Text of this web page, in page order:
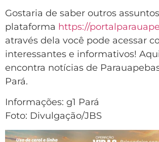
Gostaria de saber outros
plataforma https://
através dela você pode acessar
interessantes e informativos!
encontra notícias de
Pará.
Informações: g1 Pará
Foto: Divulgação/JBS